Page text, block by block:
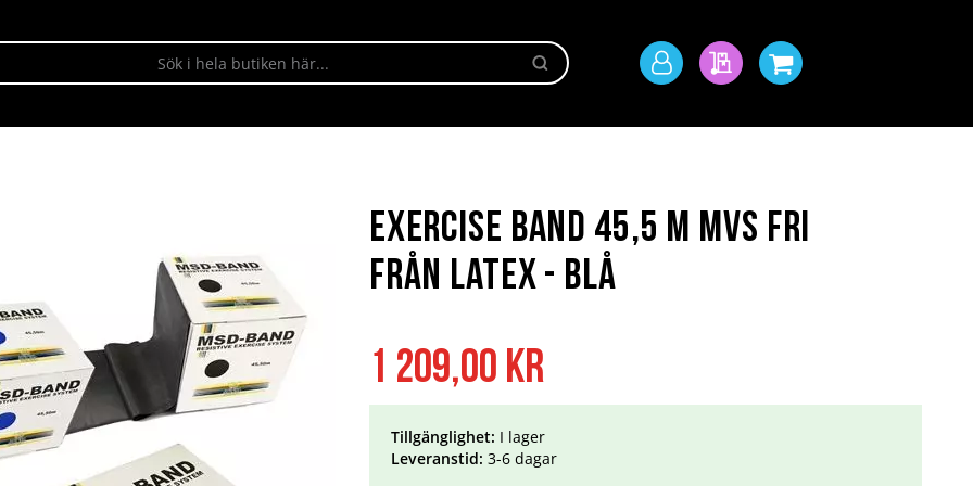
Sök
Mitt
Min offertMin kundvagn
1 209,00 kr
Tillgänglighet: I lager
Leveranstid: 3-6 dagar
Exercise Band 45,5 m MVS Fri
från Latex - Blå